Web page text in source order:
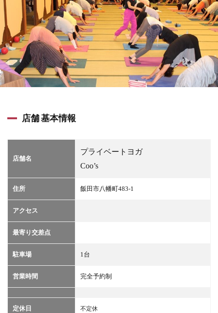
店舗 基本情報
店舗名
プライベートヨガ
Coo’s
住所 飯田市八幡町483-1
アクセス
最寄り交差点
駐車場 1台
営業時間 完全予約制
定休日 不定休